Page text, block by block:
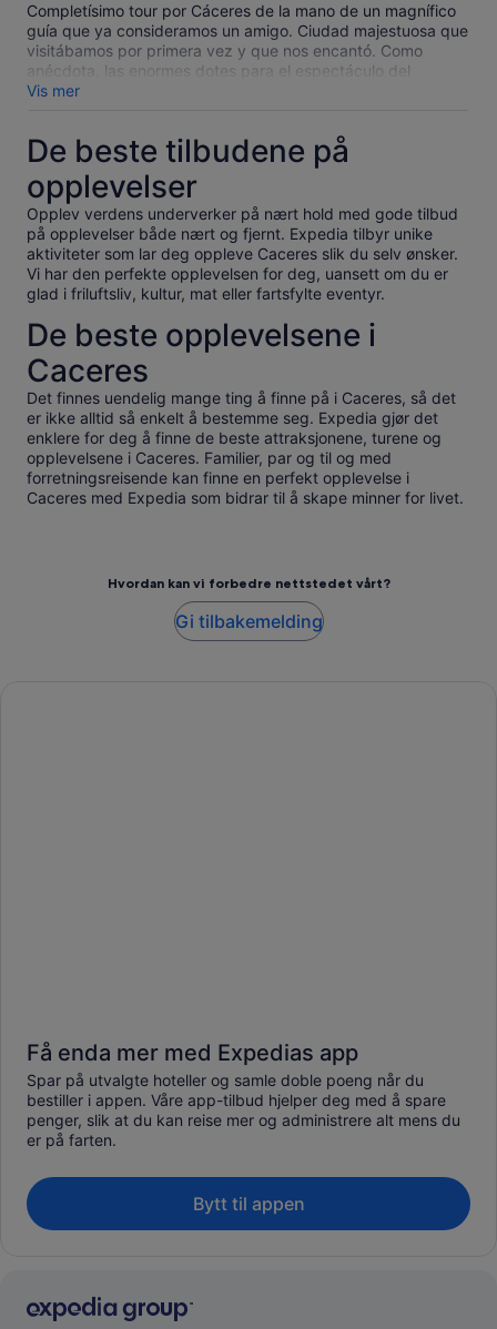
Completísimo tour por Cáceres de la mano de un magnífico
guía que ya consideramos un amigo. Ciudad majestuosa que
visitábamos por primera vez y que nos encantó. Como
anécdota, las enormes dotes para el espectáculo del
sacristán de San Nicolás.
Vis mer
De beste tilbudene på
opplevelser
Opplev verdens underverker på nært hold med gode tilbud
på opplevelser både nært og fjernt. Expedia tilbyr unike
aktiviteter som lar deg oppleve Caceres slik du selv ønsker.
Vi har den perfekte opplevelsen for deg, uansett om du er
glad i friluftsliv, kultur, mat eller fartsfylte eventyr.
De beste opplevelsene i
Caceres
Det finnes uendelig mange ting å finne på i Caceres, så det
er ikke alltid så enkelt å bestemme seg. Expedia gjør det
enklere for deg å finne de beste attraksjonene, turene og
opplevelsene i Caceres. Familier, par og til og med
forretningsreisende kan finne en perfekt opplevelse i
Caceres med Expedia som bidrar til å skape minner for livet.
Hvordan kan vi forbedre nettstedet vårt?
Gi tilbakemelding
Få enda mer med Expedias app
Spar på utvalgte hoteller og samle doble poeng når du
bestiller i appen. Våre app-tilbud hjelper deg med å spare
penger, slik at du kan reise mer og administrere alt mens du
er på farten.
Bytt til appen